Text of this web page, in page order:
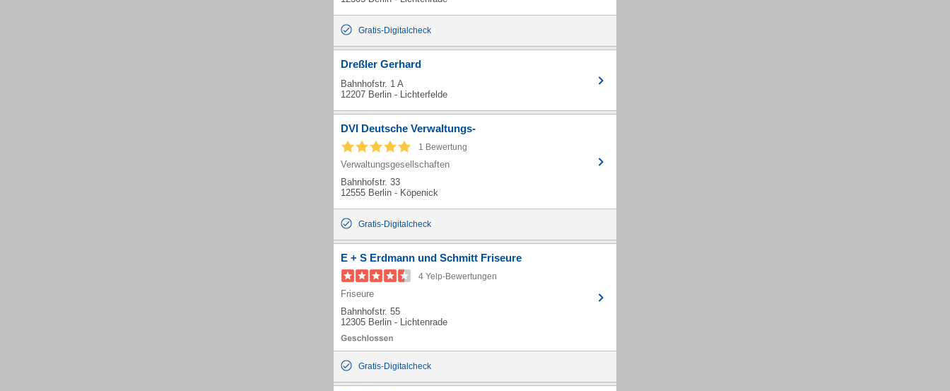
Gratis-Digitalcheck
Dreßler Gerhard
Bahnhofstr. 1 A
12207 Berlin - Lichterfelde
DVI Deutsche Verwaltungs-
1 Bewertung
Verwaltungsgesellschaften
Bahnhofstr. 33
12555 Berlin - Köpenick
Gratis-Digitalcheck
E + S Erdmann und Schmitt Friseure
4 Yelp-Bewertungen
Friseure
Bahnhofstr. 55
12305 Berlin - Lichtenrade
Gratis-Digitalcheck